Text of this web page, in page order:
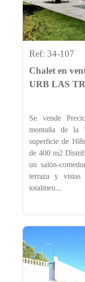
Ref: 34-107
Chalet en
URB LAS
Se vende
montaña de la
superficie de
de 400 m2
un salón-
terraza y vistas
totalmen...